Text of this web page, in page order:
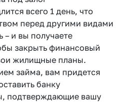
всего 1 день, что
перед другими видами
– и вы получаете
закрыть финансовый
жилищные планы.
займа, вам придется
банку
подтверждающие вашу